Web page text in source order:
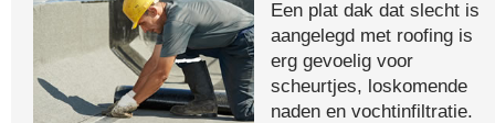
Een plat dak dat slecht is
aangelegd met roofing is
erg gevoelig voor
scheurtjes, loskomende
naden en vochtinfiltratie.